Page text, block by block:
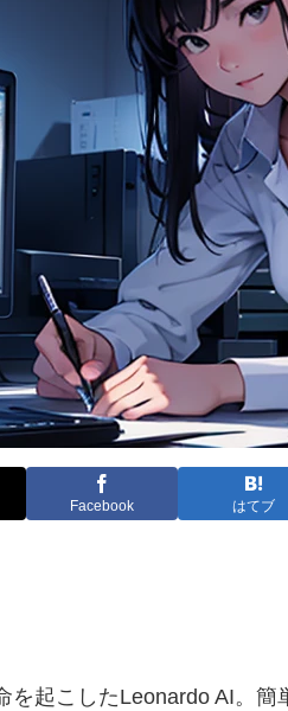
Facebook はてブ
を起こしたLeonardo AI。